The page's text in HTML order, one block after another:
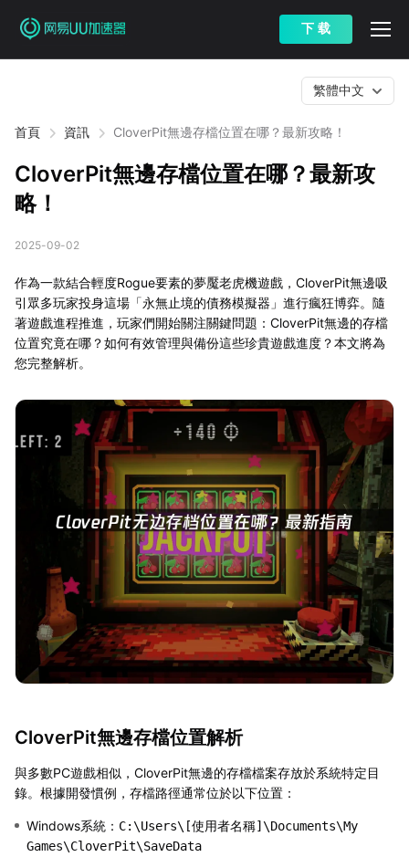
下 载
首頁 資訊 CloverPit無邊存檔位置在哪？最新攻略！
繁體中文
CloverPit無邊存檔位置在哪？最新攻
略！
2025-09-02
作為一款結合輕度Rogue要素的夢魘老虎機遊戲，CloverPit無邊吸
引眾多玩家投身這場「永無止境的債務模擬器」進行瘋狂博弈。隨
著遊戲進程推進，玩家們開始關注關鍵問題：CloverPit無邊的存檔
位置究竟在哪？如何有效管理與備份這些珍貴遊戲進度？本文將為
您完整解析。
CloverPit無邊存檔位置解析
與多數PC遊戲相似，CloverPit無邊的存檔檔案存放於系統特定目
錄。根據開發慣例，存檔路徑通常位於以下位置：
Windows系統： C:\Users\[使用者名稱]\Documents\My
Games\CloverPit\SaveData